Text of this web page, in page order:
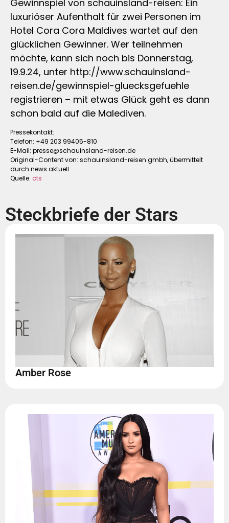
Gewinnspiel von schauinsland-reisen: Ein
luxuriöser Aufenthalt für zwei Personen im
Hotel Cora Cora Maldives wartet auf den
glücklichen Gewinner. Wer teilnehmen
möchte, kann sich noch bis Donnerstag,
19.9.24, unter http://www.schauinsland-
reisen.de/gewinnspiel-gluecksgefuehle
registrieren – mit etwas Glück geht es dann
schon bald auf die Malediven.
Pressekontakt:
Telefon: +49 203 99405-810
E-Mail: presse@schauinsland-reisen.de
Original-Content von: schauinsland-reisen gmbh, übermittelt
durch news aktuell
Quelle: ots
Steckbriefe der Stars
Amber Rose